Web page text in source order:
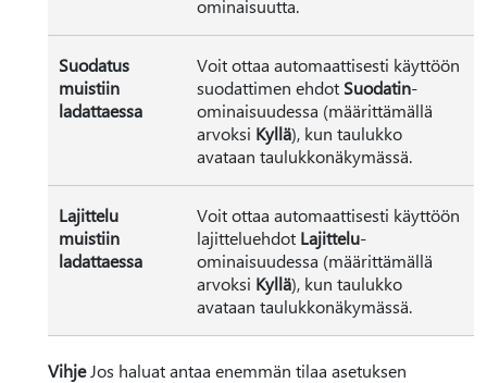
ominaisuutta.
Suodatus
muistiin
ladattaessa
Voit ottaa automaattisesti käyttöön
suodattimen ehdot Suodatin-
ominaisuudessa (määrittämällä
arvoksi Kyllä), kun taulukko
avataan taulukkonäkymässä.
Lajittelu
muistiin
ladattaessa
Voit ottaa automaattisesti käyttöön
lajitteluehdot Lajittelu-
ominaisuudessa (määrittämällä
arvoksi Kyllä), kun taulukko
avataan taulukkonäkymässä.
VihjeJos haluat antaa enemmän tilaa asetuksen